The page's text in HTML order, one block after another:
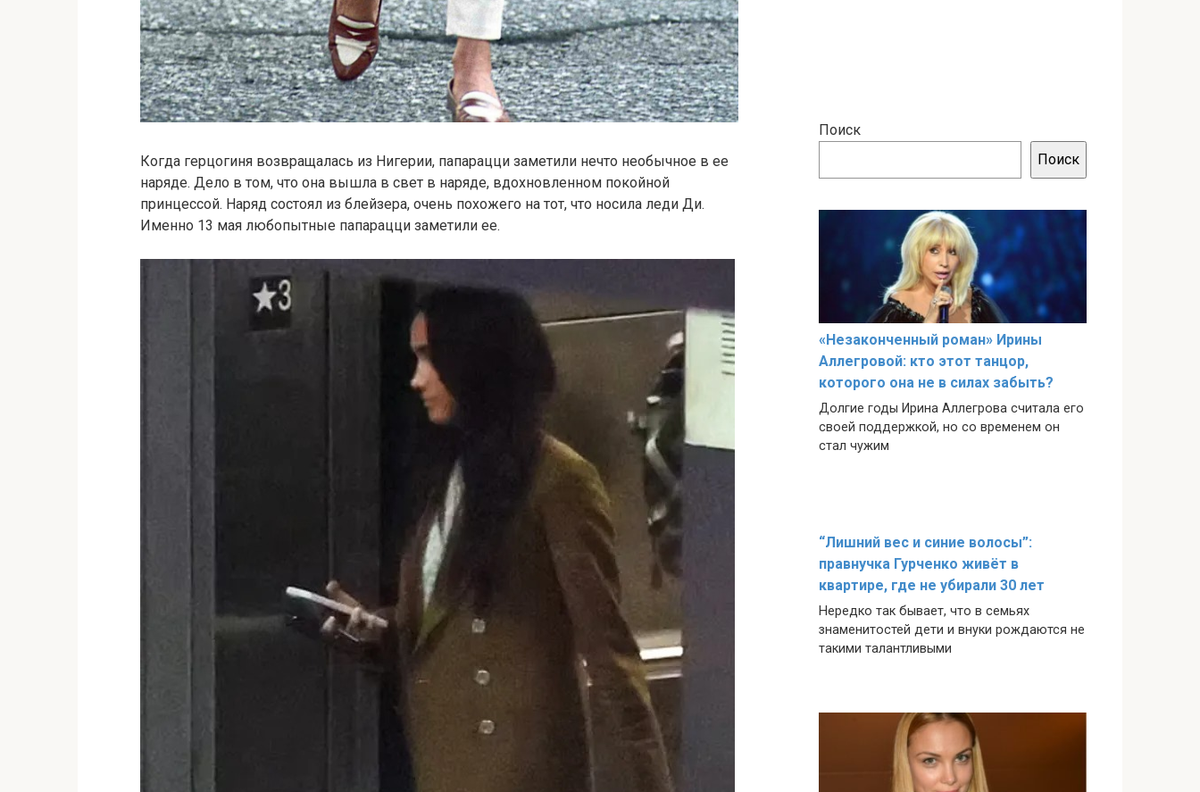
Когда герцогиня возвращалась из Нигерии, папарацци заметили нечто необычное в ее
наряде. Дело в том, что она вышла в свет в наряде, вдохновленном покойной
принцессой. Наряд состоял из блейзера, очень похожего на тот, что носила леди Ди.
Именно 13 мая любопытные папарацци заметили ее.
Поиск
Поиск
«Незаконченный роман» Ирины
Аллегровой: кто этот танцор,
которого она не в силах забыть?
Долгие годы Ирина Аллегрова считала его
своей поддержкой, но со временем он
стал чужим
“Лишний вес и синие волосы”:
правнучка Гурченко живёт в
квартире, где не убирали 30 лет
Нередко так бывает, что в семьях
знаменитостей дети и внуки рождаются не
такими талантливыми